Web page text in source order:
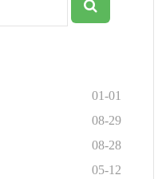
01-01
08-29
08-28
05-12